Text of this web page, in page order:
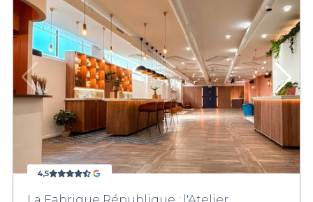
4,5
La Fabrique République : l'Atelier